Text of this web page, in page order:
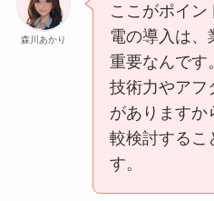
森川あかり
ここがポイン
電の導入は、
重要なんです
技術力やアフ
がありますか
較検討するこ
す。